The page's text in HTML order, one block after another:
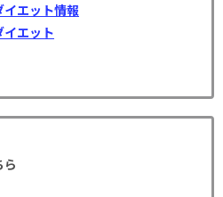
イエット情報
イエット